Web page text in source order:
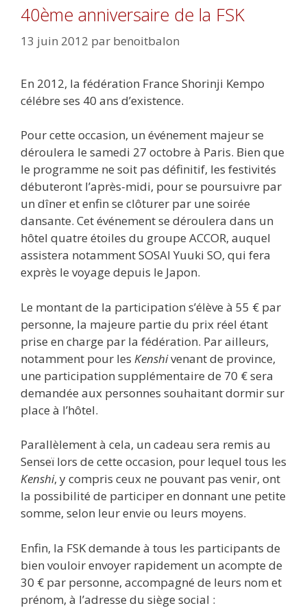
40ème anniversaire de la FSK
13 juin 2012 par benoitbalon
En 2012, la fédération France Shorinji Kempo
célébre ses 40 ans d’existence.
Pour cette occasion, un événement majeur se
déroulera le samedi 27 octobre à Paris. Bien que
le programme ne soit pas définitif, les festivités
débuteront l’après-midi, pour se poursuivre par
un dîner et enfin se clôturer par une soirée
dansante. Cet événement se déroulera dans un
hôtel quatre étoiles du groupe ACCOR, auquel
assistera notamment SOSAI Yuuki SO, qui fera
exprès le voyage depuis le Japon.
Le montant de la participation s’élève à 55 € par
personne, la majeure partie du prix réel étant
prise en charge par la fédération. Par ailleurs,
notamment pour les Kenshivenant de province,
une participation supplémentaire de 70 € sera
demandée aux personnes souhaitant dormir sur
place à l’hôtel.
Parallèlement à cela, un cadeau sera remis au
Senseï lors de cette occasion, pour lequel tous les
Kenshi, y compris ceux ne pouvant pas venir, ont
la possibilité de participer en donnant une petite
somme, selon leur envie ou leurs moyens.
Enfin, la FSK demande à tous les participants de
bien vouloir envoyer rapidement un acompte de
30 € par personne, accompagné de leurs nom et
prénom, à l’adresse du siège social :